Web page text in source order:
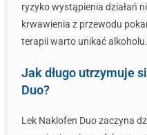
ryzyko wystąpienia działań
krwawienia z przewodu
terapii warto unikać alkoholu.
Jak długo utrzymuje
Duo?
Lek Naklofen Duo zaczyna